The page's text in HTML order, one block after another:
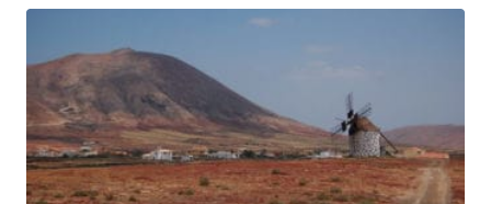
las Fuentes del Nilo Azul olvidado por todos.